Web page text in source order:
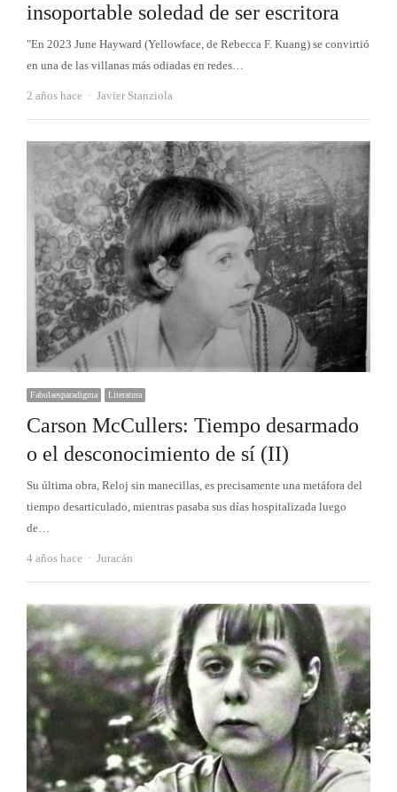
insoportable soledad de ser escritora
"En 2023 June Hayward (Yellowface, de Rebecca F. Kuang) se convirtió
en una de las villanas más odiadas en redes…
2 años hace Autor
Javier Stanziola
Fabulaesparadigma Literatura
Carson McCullers: Tiempo desarmado
o el desconocimiento de sí (II)
Su última obra, Reloj sin manecillas, es precisamente una metáfora del
tiempo desarticulado, mientras pasaba sus días hospitalizada luego
de…
4 años hace Autor
Juracán